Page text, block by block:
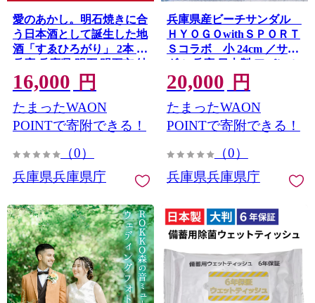
愛のあかし。明石焼きに合
う日本酒として誕生した地
酒「すゑひろがり」 2本 /
兵庫 兵庫県 明石 明石市 純
米酒 爽やか 米 米麹 茨木酒
造 特別純米酒 冷酒 食中酒
出汁割り 魚介料理 酒
16,000 円
たまったWAON
POINTで寄附できる！
（0）
兵庫県兵庫県庁
兵庫県産ビーチサンダル
ＨＹＯＧＯwithＳＰＯＲＴ
Ｓコラボ 小 24cm ／サン
ダル 兵庫 日本製 アパレル
スポーツ 贈答品 ギフト プ
レゼント 海 アウトドア ビ
ーチ ファッション 履物 黄
色 兵庫県
20,000 円
たまったWAON
POINTで寄附できる！
（0）
兵庫県兵庫県庁